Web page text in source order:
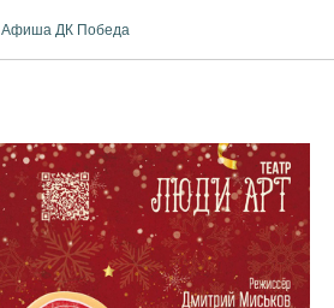
Афиша ДК Победа